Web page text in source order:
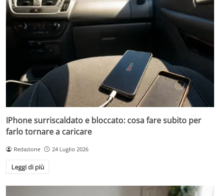
IPhone surriscaldato e bloccato: cosa fare subito per
farlo tornare a caricare
Redazione 24 Luglio 2026
Leggi di più